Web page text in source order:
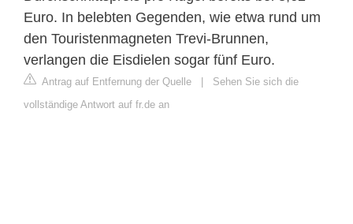
Euro. In belebten Gegenden, wie etwa rund um
den Touristenmagneten Trevi-Brunnen,
verlangen die Eisdielen sogar fünf Euro.
Antrag auf Entfernung der Quelle | Sehen Sie sich die
vollständige Antwort auf fr.de an